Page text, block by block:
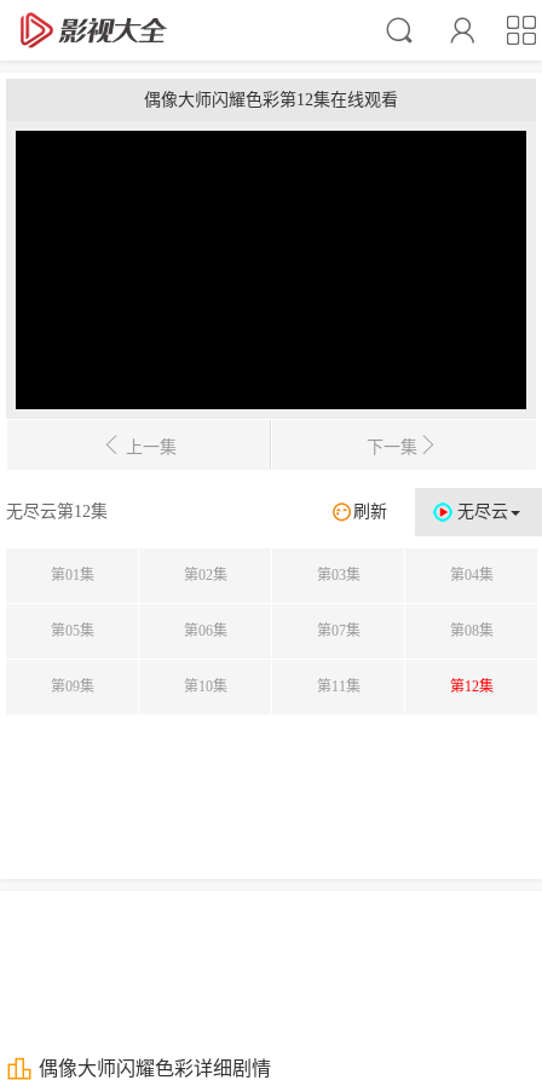
偶像大师闪耀色彩第12集在线观看
上一集 下一集
无尽云
刷新
无尽云第12集
第01集 第02集 第03集 第04集
第05集 第06集 第07集 第08集
第09集 第10集 第11集 第12集
偶像大师闪耀色彩详细剧情